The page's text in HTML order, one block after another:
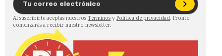
Al suscribirte aceptas nuestros Términos y Política de privacidad. Pronto
comenzarás a recibir nuestro newsletter.